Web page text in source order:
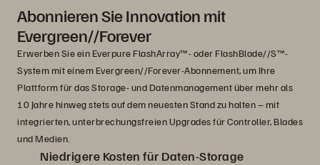
Abonnieren Sie Innovation mit
Evergreen//Forever
Erwerben Sie ein Everpure FlashArray™- oder FlashBlade//S™-
System mit einem Evergreen//Forever-Abonnement, um Ihre
Plattform für das Storage- und Datenmanagement über mehr als
10 Jahre hinweg stets auf dem neuesten Stand zu halten – mit
integrierten, unterbrechungsfreien Upgrades für Controller, Blades
und Medien.
Niedrigere Kosten für Daten-Storage